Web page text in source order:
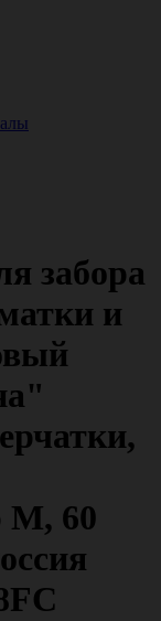
забора
и
60